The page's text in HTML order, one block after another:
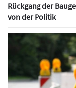
Rückgang der
von der Politik